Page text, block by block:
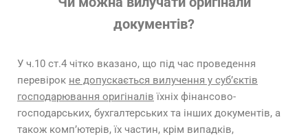
документів?
У ч.10 ст.4 чітко вказано, що під час проведення
перевірок не допускається вилучення у суб’єктів
господарювання оригіналів їхніх фінансово-
господарських, бухгалтерських та інших документів, а
також комп’ютерів, їх частин, крім випадків,